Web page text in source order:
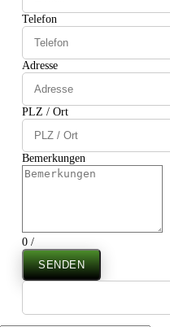
Telefon
Adresse
PLZ / Ort
Bemerkungen
0 /
SENDEN